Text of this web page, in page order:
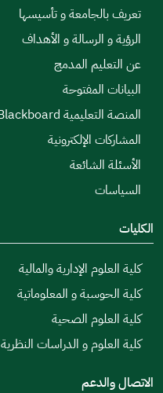
تعريف بالجامعة و تأسيسها
الرؤية و الرسالة و الأهداف
عن التعليم المدمج
البيانات المفتوحة
المنصة التعليمية Blackboard
المشاركات الإلكترونية
الأسئلة الشائعة
السياسات
الكليات
كلية العلوم الإدارية والمالية
كلية الحوسبة و المعلوماتية
كلية العلوم الصحية
كلية العلوم و الدراسات النظرية
الاتصال والدعم